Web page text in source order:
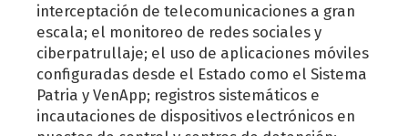
interceptación de telecomunicaciones a gran
escala; el monitoreo de redes sociales y
ciberpatrullaje; el uso de aplicaciones móviles
configuradas desde el Estado como el Sistema
Patria y VenApp; registros sistemáticos e
incautaciones de dispositivos electrónicos en